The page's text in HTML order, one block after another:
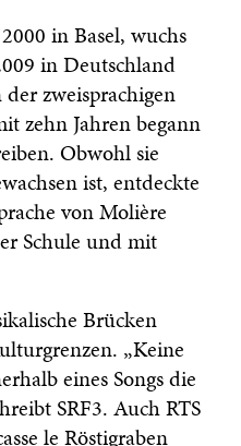
in Basel, wuchs
in Deutschland
zweisprachigen
zehn Jahren begann
Obwohl sie
ist, entdeckte
von Molière
Schule und mit
Brücken
„Keine
eines Songs die
SRF3. Auch RTS
le Röstigraben